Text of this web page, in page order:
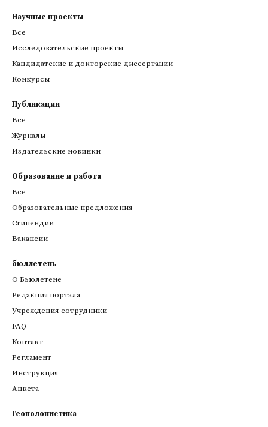
Научные проекты
Все
Исследовательские проекты
Кандидатские и докторские диссертации
Конкурсы
Публикации
Все
Журналы
Издательские новинки
Образование и работа
Все
Образовательные предложения
Стипендии
Вакансии
бюллетень
О Бьюлетене
Редакция портала
Учреждения-сотрудники
FAQ
Контакт
Регламент
Инструкция
Анкета
Геополонистика